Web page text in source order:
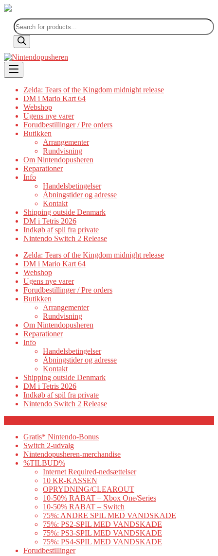
Products
search
Skip
to
content
Zelda: Tears of the Kingdom midnight release
DM i Mario Kart 64
Webshop
Ugens nye varer
Forudbestillinger / Pre orders
Butikken
Arrangementer
Rundvisning
Om Nintendopusheren
Reparationer
Info
Handelsbetingelser
Åbningstider og adresse
Kontakt
Shipping outside Denmark
DM i Tetris 2026
Indkøb af spil fra private
Nintendo Switch 2 Release
Zelda: Tears of the Kingdom midnight release
DM i Mario Kart 64
Webshop
Ugens nye varer
Forudbestillinger / Pre orders
Butikken
Arrangementer
Rundvisning
Om Nintendopusheren
Reparationer
Info
Handelsbetingelser
Åbningstider og adresse
Kontakt
Shipping outside Denmark
DM i Tetris 2026
Indkøb af spil fra private
Nintendo Switch 2 Release
Gratis* Nintendo-Bonus
Switch 2-udvalg
Nintendopusheren-merchandise
%TILBUD%
Internet Required-nedsættelser
10 KR-KASSEN
OPRYDNING/CLEAROUT
10-50% RABAT – Xbox One/Series
10-50% RABAT – Switch
75%: ANDRE SPIL MED VANDSKADE
75%: PS2-SPIL MED VANDSKADE
75%: PS3-SPIL MED VANDSKADE
75%: PS4-SPIL MED VANDSKADE
Forudbestillinger